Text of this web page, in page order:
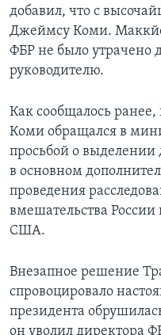
добавил, что c
Джеймсу Коми.
ФБР не было утрачено
руководителю.
Как сообщалось ранее,
Коми обращался в
просьбой о выделении
в основном
проведения
вмешательства
США.
Внезапное решение
спровоцировало
президента
он уволил директора